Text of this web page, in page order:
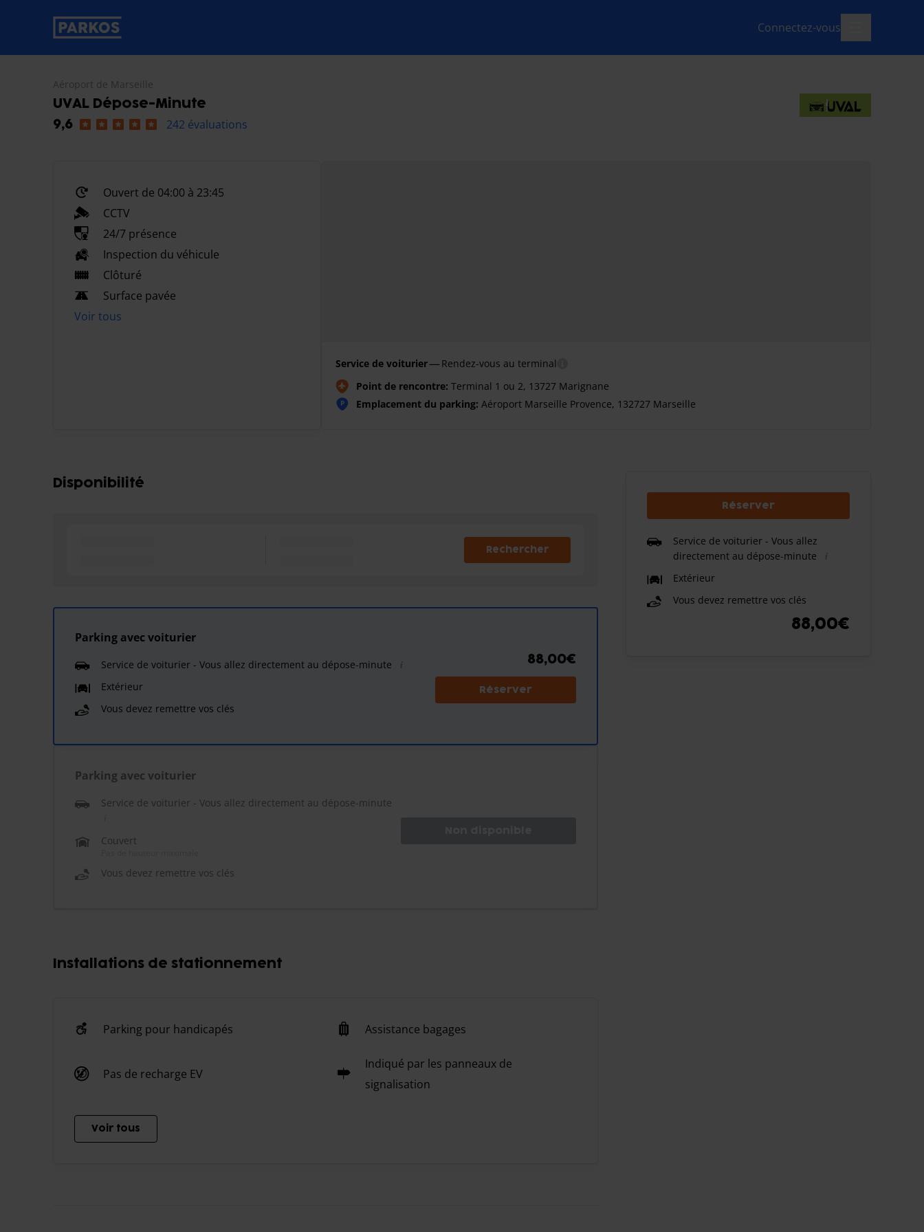
étiquette-de-navigation-principale Connectez-vous
Aéroport de Marseille
UVAL Dépose-Minute
9,6
242 évaluations
Ouvert de 04:00 à 23:45
CCTV
24/7 présence
Inspection du véhicule
Clôturé
Surface pavée
Voir tous
Service de voiturier— Rendez-vous au terminal
Point de rencontre: Terminal 1 ou 2, 13727 Marignane
P Emplacement du parking: Aéroport Marseille Provence, 132727 Marseille
Disponibilité
Rechercher
Parking avec voiturier
Service de voiturier - Vous allez directement au dépose-minute
Extérieur
Vous devez remettre vos clés
88,00€
Réserver
Parking avec voiturier
Service de voiturier - Vous allez directement au dépose-minute
Couvert
Vous devez remettre vos clés
Installations de stationnement
Parking pour handicapés Assistance bagages
Pas de recharge EV
Indiqué par les panneaux de
signalisation
Voir tous
Réserver
Service de voiturier - Vous allez
directement au dépose-minute
Extérieur
Vous devez remettre vos clés
88,00€